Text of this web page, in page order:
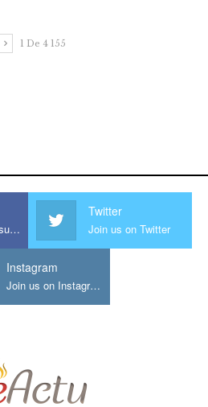
1 De 4 155
Nous Rejoindre sur Facebook
Twitter
Join us on Twitter
Instagram
Join us on Instagram